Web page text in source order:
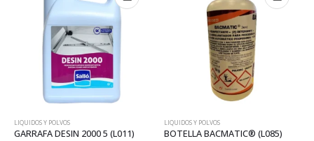
LIQUIDOS Y POLVOS
GARRAFA DESIN 2000 5 (L011)
LIQUIDOS Y POLVOS
BOTELLA BACMATIC® (L085)